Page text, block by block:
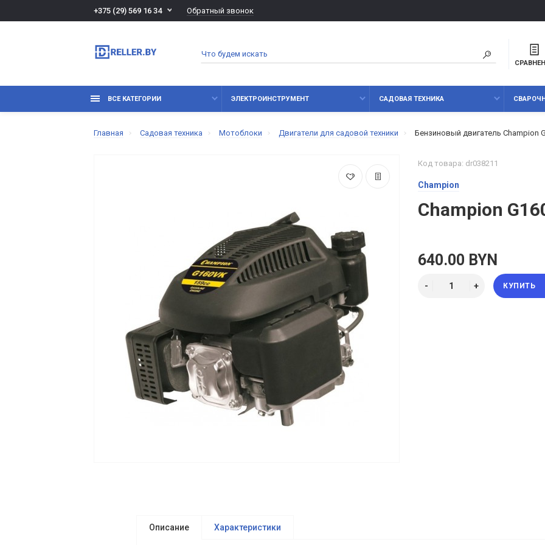
+375 (29) 569 16 34 Обратный звонок
ВСЕ КАТЕГОРИИ ЭЛЕКТРОИНСТРУМЕНТ САДОВАЯ ТЕХНИКА
Главная Садовая техника Мотоблоки Двигатели для садовой техники Бензиновый двигатель Champion
Код товара: dr038211
Champion
Champion
640.00 BYN
КУПИТЬ
Описание Характеристики